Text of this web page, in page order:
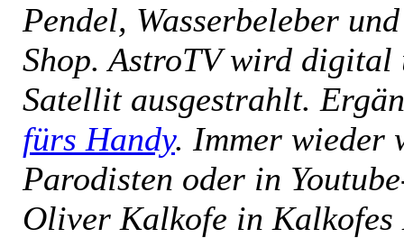
Pendel, Wasserbeleber
Shop. AstroTV wird
Satellit ausgestrahlt.
fürs Handy. Immer wieder
Parodisten oder in
Oliver Kalkofe in Kalkofes